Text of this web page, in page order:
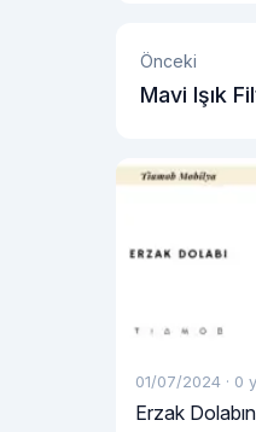
Önceki
Mavi Işık
01/07/2024 · 0
Erzak